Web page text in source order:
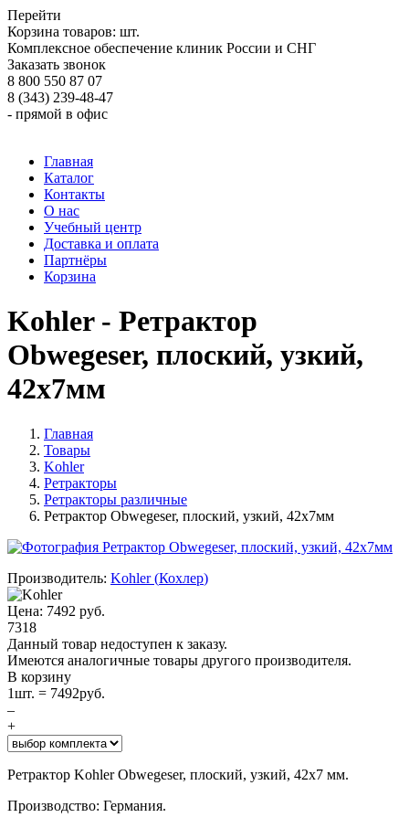
Перейти
Корзина товаров: шт.
Комплексное обеспечение клиник России и СНГ
Заказать звонок
8 800 550 87 07
8 (343) 239-48-47
- прямой в офис
Главная
Каталог
Контакты
О нас
Учебный центр
Доставка и оплата
Партнёры
Корзина
Kohler - Ретрактор
Obwegeser, плоский, узкий,
42х7мм
Главная
Товары
Kohler
Ретракторы
Ретракторы различные
Ретрактор Obwegeser, плоский, узкий, 42х7мм
Производитель: Kohler(Кохлер)
Цена: 7492 руб.
7318
Данный товар недоступен к заказу.
Имеются аналогичные товары другого производителя.
В корзину
1шт. = 7492руб.
–
+
Ретрактор Kohler Obwegeser, плоский, узкий, 42х7 мм.
Производство: Германия.